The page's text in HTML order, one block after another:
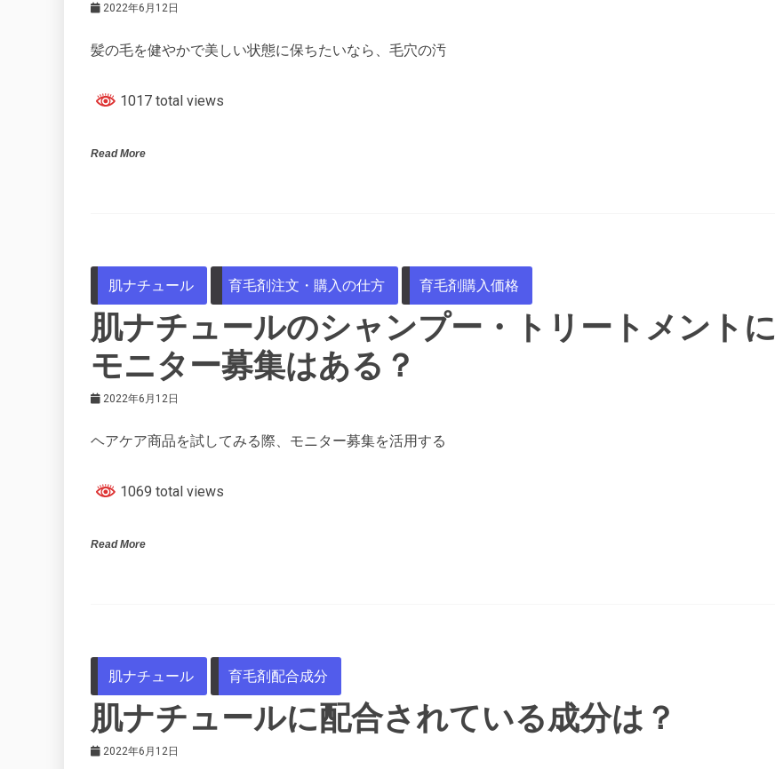
2022年6月12日
髪の毛を健やかで美しい状態に保ちたいなら、毛穴の汚
1017 total views
Read More
肌ナチュール 育毛剤注文・購入の仕方 育毛剤購入価格
肌ナチュールのシャンプー・トリートメントに
モニター募集はある？
2022年6月12日
ヘアケア商品を試してみる際、モニター募集を活用する
1069 total views
Read More
肌ナチュール 育毛剤配合成分
肌ナチュールに配合されている成分は？
2022年6月12日